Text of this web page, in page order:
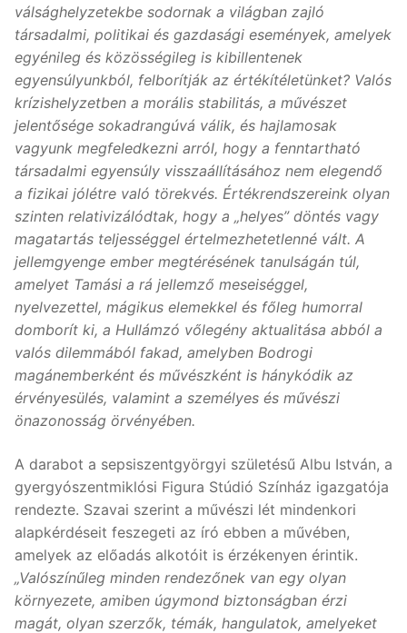
válsághelyzetekbe sodornak a világban zajló
társadalmi, politikai és gazdasági események, amelyek
egyénileg és közösségileg is kibillentenek
egyensúlyunkból, felborítják az értékítéletünket? Valós
krízishelyzetben a morális stabilitás, a művészet
jelentősége sokadrangúvá válik, és hajlamosak
vagyunk megfeledkezni arról, hogy a fenntartható
társadalmi egyensúly visszaállításához nem elegendő
a fizikai jólétre való törekvés. Értékrendszereink olyan
szinten relativizálódtak, hogy a „helyes” döntés vagy
magatartás teljességgel értelmezhetetlenné vált. A
jellemgyenge ember megtérésének tanulságán túl,
amelyet Tamási a rá jellemző meseiséggel,
nyelvezettel, mágikus elemekkel és főleg humorral
domborít ki, a Hullámzó vőlegény aktualitása abból a
valós dilemmából fakad, amelyben Bodrogi
magánemberként és művészként is hánykódik az
érvényesülés, valamint a személyes és művészi
önazonosság örvényében.
A darabot a sepsiszentgyörgyi születésű Albu István, a
gyergyószentmiklósi Figura Stúdió Színház igazgatója
rendezte. Szavai szerint a művészi lét mindenkori
alapkérdéseit feszegeti az író ebben a művében,
amelyek az előadás alkotóit is érzékenyen érintik.
„Valószínűleg minden rendezőnek van egy olyan
környezete, amiben úgymond biztonságban érzi
magát, olyan szerzők, témák, hangulatok, amelyeket